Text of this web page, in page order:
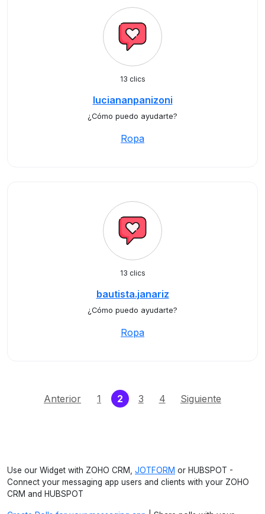
13 clics
luciananpanizoni
¿Cómo puedo ayudarte?
Ropa
13 clics
bautista.janariz
¿Cómo puedo ayudarte?
Ropa
Anterior 1 2(current)
3 4 Siguiente
Use our Widget with ZOHO CRM, JOTFORM or HUBSPOT -
Connect your messaging app users and clients with your ZOHO
CRM and HUBSPOT